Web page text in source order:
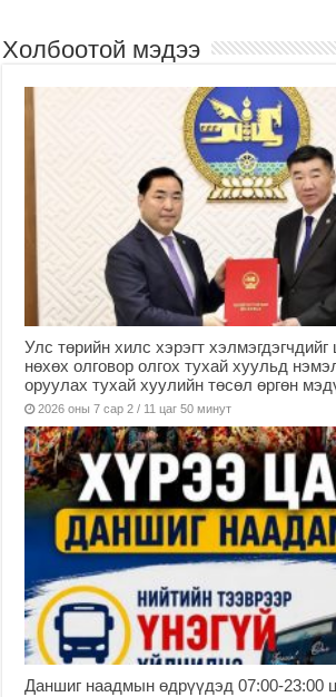
Холбоотой мэдээ
Улс төрийн хилс хэрэгт хэлмэгдэгчдийг
нөхөх олговор олгох тухай хуульд
оруулах тухай хуулийн төсөл өргөн
2026 оны 7 сар 2 / 11 цаг 50 минут
Даншиг наадмын өдрүүдэд 07:00-23:00